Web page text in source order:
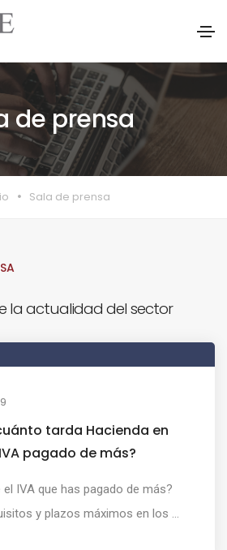
de prensa
Sala de prensa
la actualidad del sector
tarda Hacienda en
pagado de más?
el IVA que has pagado de más?
y plazos máximos en los ...